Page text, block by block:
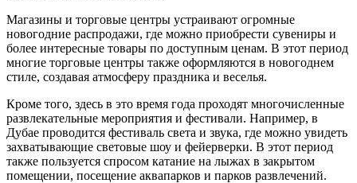
Магазины и торговые центры устраивают огромные
новогодние распродажи, где можно приобрести сувениры и
более интересные товары по доступным ценам. В этот период
многие торговые центры также оформляются в новогоднем
стиле, создавая атмосферу праздника и веселья.
Кроме того, здесь в это время года проходят многочисленные
развлекательные мероприятия и фестивали. Например, в
Дубае проводится фестиваль света и звука, где можно увидеть
захватывающие световые шоу и фейерверки. В этот период
также пользуется спросом катание на лыжах в закрытом
помещении, посещение аквапарков и парков развлечений.